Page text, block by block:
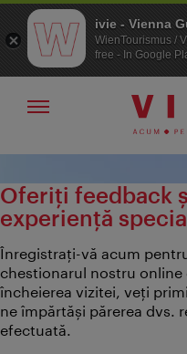
Către
Către
Arată/ascunde
Oferiți feedback
experiență
Înregistrați-vă acum
chestionarul nostru
încheierea vizitei, veți
ne împărtăși părerea dvs.
efectuată.
ivie - Vienna
WienTourismus /
free - In Google